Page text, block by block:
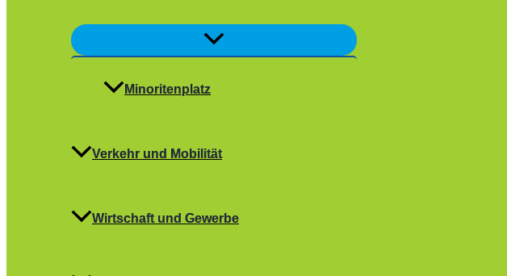
Menü
Minoritenplatz
Verkehr und Mobilität
Wirtschaft und Gewerbe